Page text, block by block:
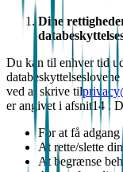
Dine
Du kan til enhver tid
ved at skrive til
er angivet i afsnit14 .
For at få
At rette/slette
At begrænse